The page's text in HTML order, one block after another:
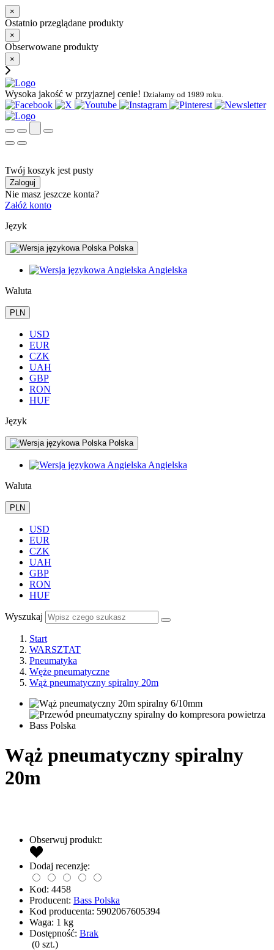
×
Ostatnio przeglądane produkty
×
Obserwowane produkty
×
Wysoka jakość w przyjaznej cenie! Działamy od 1989 roku.
Twój koszyk jest pusty
Zaloguj
Nie masz jeszcze konta?
Załóż konto
Język
Polska
Angielska
Waluta
PLN
USD
EUR
CZK
UAH
GBP
RON
HUF
Język
Polska
Angielska
Waluta
PLN
USD
EUR
CZK
UAH
GBP
RON
HUF
Wyszukaj
Start
WARSZTAT
Pneumatyka
Węże pneumatyczne
Wąż pneumatyczny spiralny 20m
Wąż pneumatyczny spiralny
20m
Obserwuj produkt:
Dodaj recenzję:
Kod: 4458
Producent: Bass Polska
Kod producenta: 5902067605394
Waga: 1 kg
Dostępność: Brak
(0 szt.)